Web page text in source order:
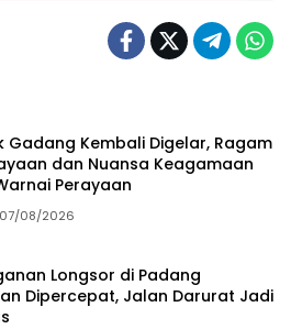
Gadang Kembali Digelar, Ragam
dan Nuansa Keagamaan
Perayaan
07/08/2026
Longsor di Padang
Dipercepat, Jalan Darurat Jadi